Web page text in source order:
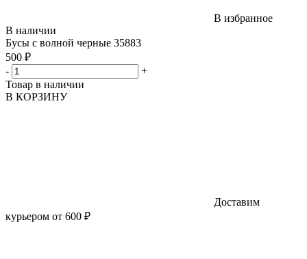
В избранное
В наличии
Бусы с волной черные 35883
500 ₽
-
+
Товар в наличии
В КОРЗИНУ
Доставим
курьером от 600 ₽